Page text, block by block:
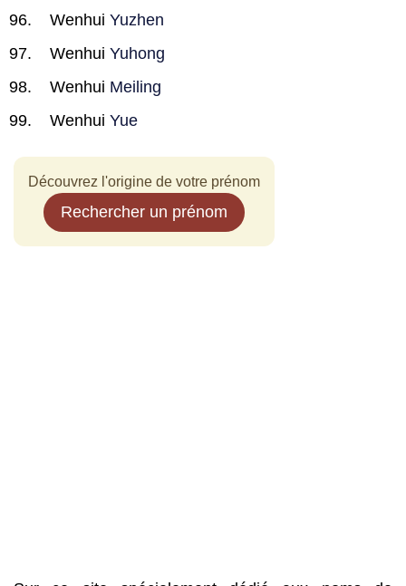
Wenhui Yuzhen
Wenhui Yuhong
Wenhui Meiling
Wenhui Yue
Découvrez l'origine de votre prénom
Rechercher un prénom